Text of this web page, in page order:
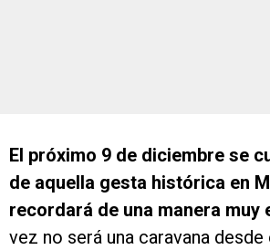
El próximo 9 de diciembre se
de aquella gesta histórica en
recordará de una manera muy
vez no será una caravana